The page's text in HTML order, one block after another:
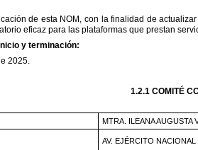
de esta NOM, con la finalidad de actualizar
eficaz para las plataformas que prestan
y terminación:
2025.
1.2.1 COMITÉ
MTRA. ILEANAAUGUSTA
AV. EJÉRCITO NACIONAL